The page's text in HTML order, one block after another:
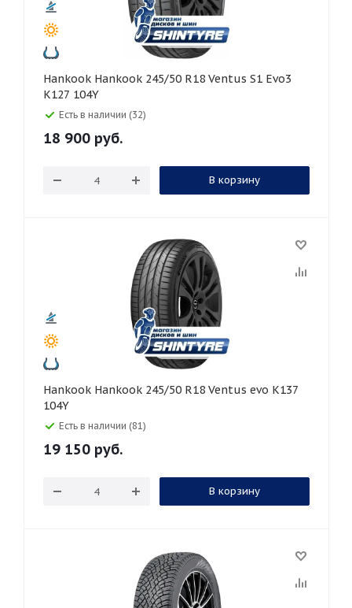
Hankook Hankook 245/50 R18 Ventus S1 Evo3
K127 104Y
Есть в наличии (32)
18 900 руб.
В корзину
Hankook Hankook 245/50 R18 Ventus evo K137
104Y
Есть в наличии (81)
19 150 руб.
В корзину